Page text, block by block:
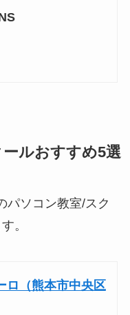
ルおすすめ5選
パソコン教室/スク
。
ロ（熊本市中央区